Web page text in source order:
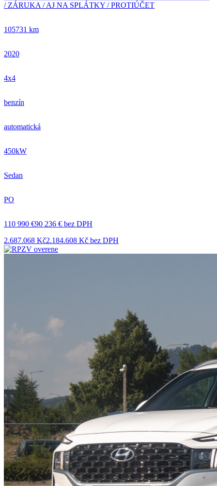
/ ZÁRUKA / AJ NA SPLÁTKY / PROTIÚČET
105731 km
2020
4x4
benzín
automatická
450kW
Sedan
PO
110 990 €90 236 € bez DPH
2.687.068 Kč2.184.608 Kč bez DPH